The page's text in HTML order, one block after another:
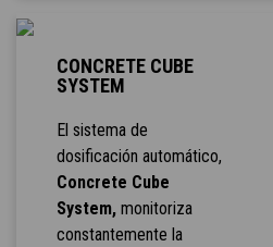
CONCRETE CUBE
SYSTEM
El sistema de
dosificación automático,
Concrete Cube
System, monitoriza
constantemente la